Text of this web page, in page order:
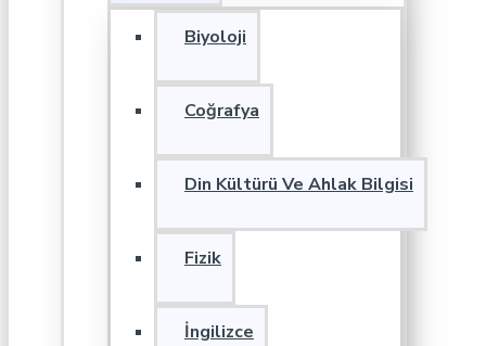
Biyoloji
Coğrafya
Din Kültürü Ve Ahlak Bilgisi
Fizik
İngilizce